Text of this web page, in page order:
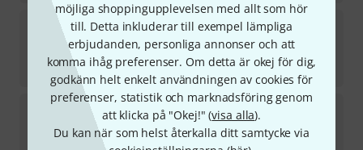
möjliga shoppingupplevelsen med allt som hör
till. Detta inkluderar till exempel lämpliga
erbjudanden, personliga annonser och att
komma ihåg preferenser. Om detta är okej för dig,
godkänn helt enkelt användningen av cookies för
preferenser, statistik och marknadsföring genom
att klicka på "Okej!" (visa alla).
Du kan när som helst återkalla ditt samtycke via
BG FranceLDT1 Ligature Tenor Sax
6
2 188 kr
BG France A33 Swab Soprano Sax & Eb-Clar
i lager